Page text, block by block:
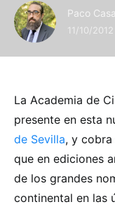
Paco
11/10/2012
La Academia de
presente en esta
de Sevilla, y
que en ediciones
de los grandes
continental en las